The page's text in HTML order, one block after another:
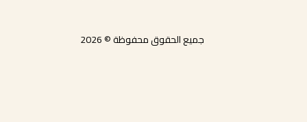
جميع الحقوق محفوظة © 2026